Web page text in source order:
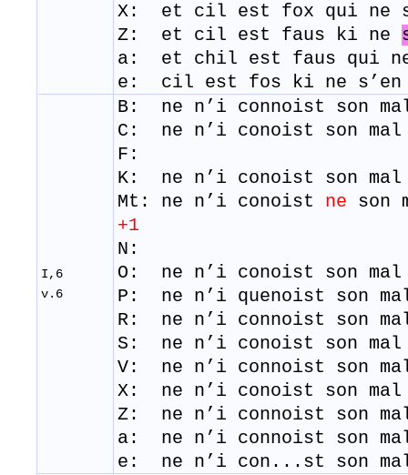
​X: et cil est fox qui ne
Z: et cil est faus ki ne
a: et chil est faus qui
e: cil est fos ki ne
I,6
v.6
B: ne n’i connoist son
C: ne n’i conoist son mal
F:
K: ne n’i conoist son mal
Mt: ne n’i conoist ne son
+1
N:
O: ne n’i conoist son mal
P: ne n’i quenoist son
R: ​ ne n’i connoist son
S: ne n’i conoist son mal
V: ne n’i connoist son
X: ne n’i conoist son mal
Z: ne n’i connoist son
a: ne n’i connoist son
e: ne n’i con...st son